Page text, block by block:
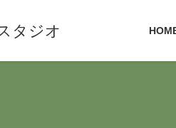
タジオ